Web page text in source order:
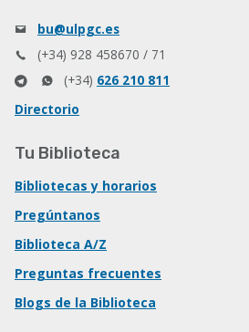
bu@ulpgc.es
(+34) 928 458670 / 71
(+34) 626 210 811
Directorio
Tu Biblioteca
Bibliotecas y horarios
Pregúntanos
Biblioteca A/Z
Preguntas frecuentes
Blogs de la Biblioteca